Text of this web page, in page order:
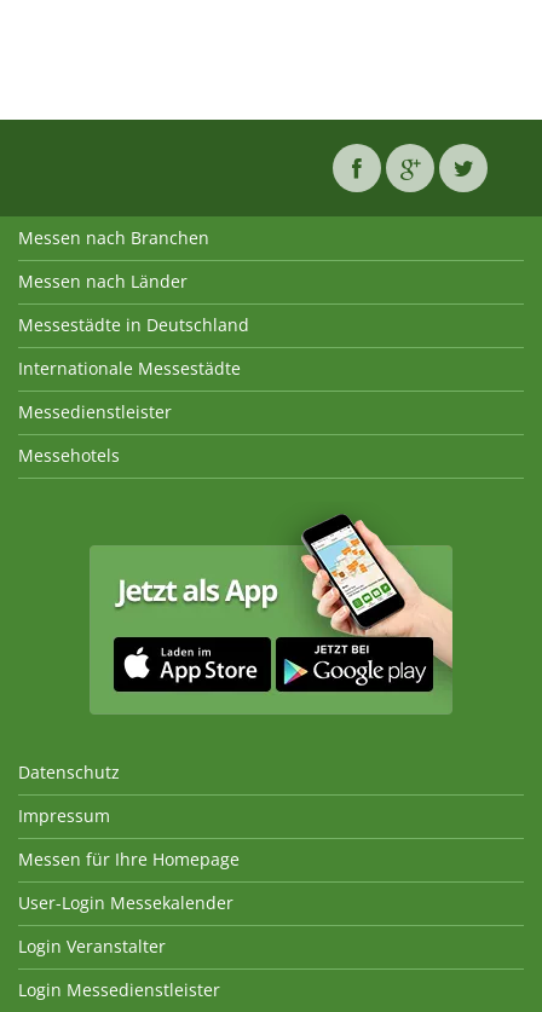
Messen nach Branchen
Messen nach Länder
Messestädte in Deutschland
Internationale Messestädte
Messedienstleister
Messehotels
Datenschutz
Impressum
Messen für Ihre Homepage
User-Login Messekalender
Login Veranstalter
Login Messedienstleister